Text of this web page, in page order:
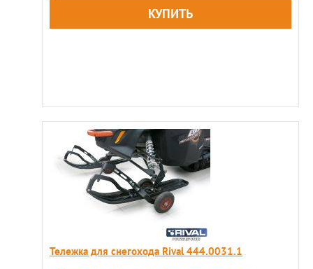
Тележка для снегохода Rival 444.0031.1